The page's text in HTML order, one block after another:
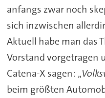
anfangs zwar noch
sich inzwischen
Aktuell habe man das
Vorstand vorgetragen
Catena-X sagen: „
beim größten